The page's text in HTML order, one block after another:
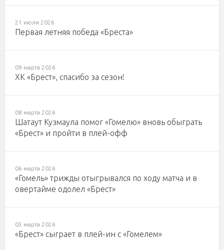
21 июля 2026
Первая летняя победа «Бреста»
09 марта 2026
ХК «Брест», спасибо за сезон!
08 марта 2026
Шатаут Кузмаула помог «Гомелю» вновь обыграть
«Брест» и пройти в плей-офф
06 марта 2026
«Гомель» трижды отыгрывался по ходу матча и в
овертайме одолел «Брест»
03 марта 2026
«Брест» сыграет в плей-ин с «Гомелем»